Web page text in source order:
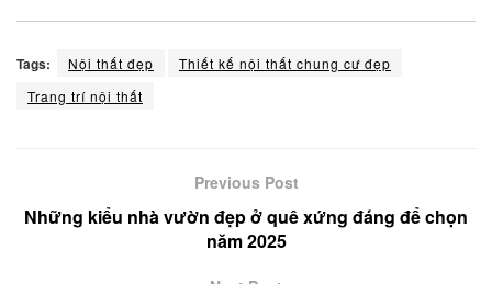
Tags: Nội thất đẹp
Thiết kế nội thất chung cư đẹp
Trang trí nội thất
Previous Post
Những kiểu nhà vườn đẹp ở quê xứng đáng để chọn
năm 2025